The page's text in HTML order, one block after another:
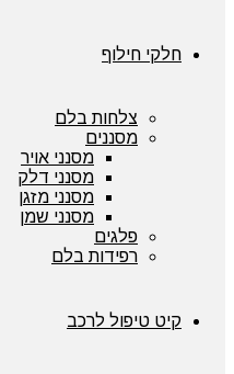
חלקי חילוף
צלחות בלם
מסננים
מסנני אויר
מסנני דלק
מסנני מזגן
מסנני שמן
פלגים
רפידות בלם
קיט טיפול לרכב